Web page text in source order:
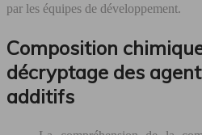
par les équipes de développement.
Composition
décryptage des
additifs